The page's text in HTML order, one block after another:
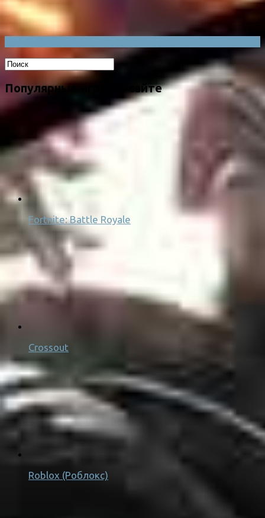
Популярные игры на сайте
Fortnite: Battle Royale
Crossout
Roblox (Роблокс)